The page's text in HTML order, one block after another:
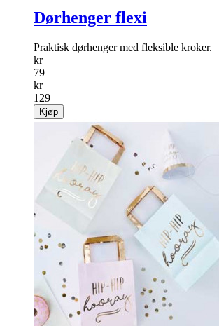
Dørhenger flexi
Praktisk dørhenger med fleksible kroker.
kr
79
kr
129
Kjøp